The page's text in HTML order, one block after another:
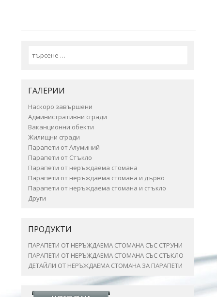
ГАЛЕРИИ
Наскоро завършени
Административни сгради
Ваканционни обекти
Жилищни сгради
Парапети от Алуминий
Парапети от Стъкло
Парапети от неръждаема стомана
Парапети от неръждаема стомана и дърво
Парапети от неръждаема стомана и стъкло
Други
ПРОДУКТИ
ПАРАПЕТИ ОТ НЕРЪЖДАЕМА СТОМАНА СЪС СТРУНИ
ПАРАПЕТИ ОТ НЕРЪЖДАЕМА СТОМАНА СЪС СТЪКЛО
ДЕТАЙЛИ ОТ НЕРЪЖДАЕМА СТОМАНА ЗА ПАРАПЕТИ